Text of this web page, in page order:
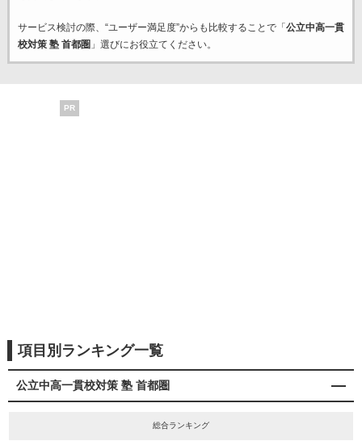
サービス検討の際、“ユーザー満足度”からも比較することで「 公立中高一貫
校対策 塾 首都圏 」選びにお役立てください。
PR
項目別ランキング一覧
公立中高一貫校対策 塾 首都圏
総合ランキング